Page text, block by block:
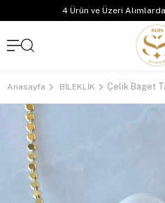
4 Ürün ve Üzeri
Anasayfa BİLEKLİK Çelik Baget